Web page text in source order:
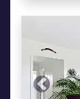
Previous